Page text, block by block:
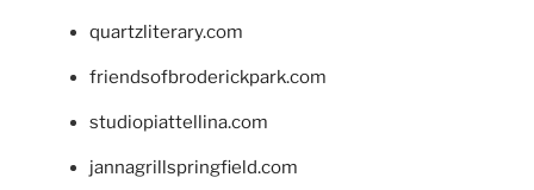
quartzliterary.com
friendsofbroderickpark.com
studiopiattellina.com
jannagrillspringfield.com